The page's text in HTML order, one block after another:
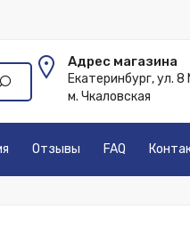
Адрес магазина
Екатеринбург, ул.
м. Чкаловская
Отзывы FAQ